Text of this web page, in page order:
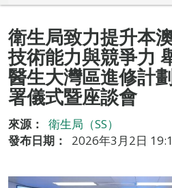
衛生局致力提升本
技術能力與競爭力
醫生大灣區進修計
署儀式暨座談會
來源：
衛生局（SS）
發布日期：
2026年3月2日